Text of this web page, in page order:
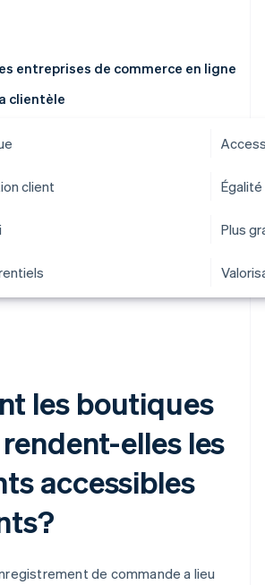
entreprises de commerce en ligne
clientèle
client Égalité
Plus
les boutiques
elles les
accessibles
de commande a lieu